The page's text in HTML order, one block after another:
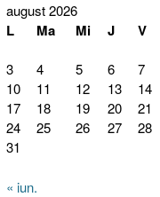
august 2026
L Ma Mi J V
3
4 5 6 7
10
11 12 13 14
17
18 19 20 21
24
25 26 27 28
31
« iun.